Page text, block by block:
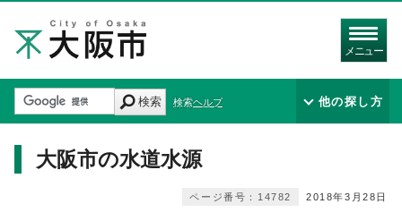
メニュー
検索 検索ヘルプ 他の探し方
大阪市の水道水源
2018年3月28日
ページ番号：14782